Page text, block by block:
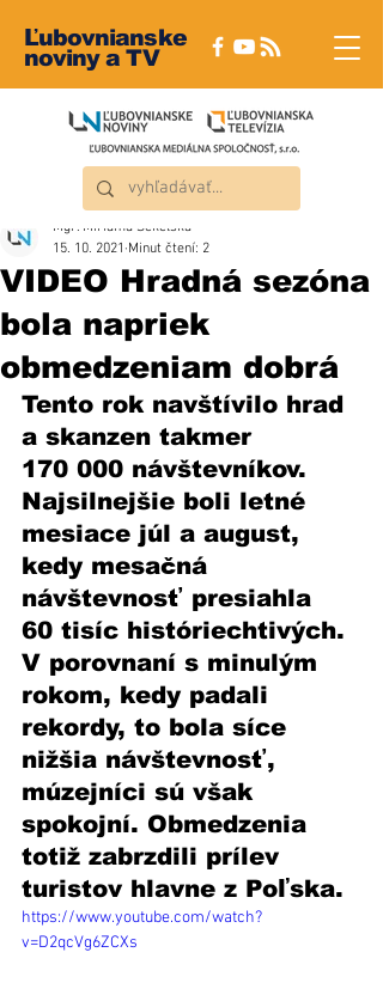
Ľubovnianske
noviny a TV
VIDEO Hradná sezóna
bola napriek
obmedzeniam dobrá
Mgr. Miriama Sekelská
15. 10. 2021 Minut čtení: 2
Tento rok navštívilo hrad
a skanzen takmer
170 000 návštevníkov.
Najsilnejšie boli letné
mesiace júl a august,
kedy mesačná
návštevnosť presiahla
60 tisíc históriechtivých.
V porovnaní s minulým
rokom, kedy padali
rekordy, to bola síce
nižšia návštevnosť,
múzejníci sú však
spokojní. Obmedzenia
totiž zabrzdili prílev
turistov hlavne z Poľska.
https://www.youtube.com/watch?
v=D2qcVg6ZCXs